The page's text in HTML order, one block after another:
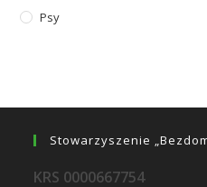
Psy
Stowarzyszenie
KRS 0000667754